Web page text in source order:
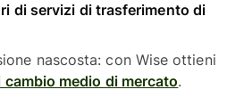
di servizi di trasferimento di
nascosta: con Wise ottieni
cambio medio di mercato.